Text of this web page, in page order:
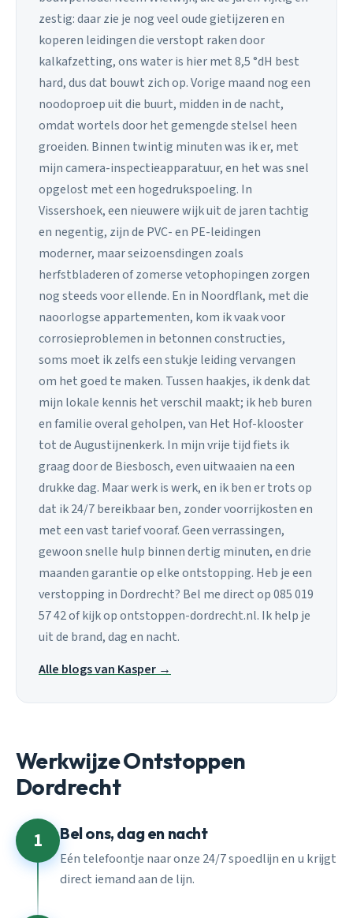
zestig: daar zie je nog veel oude gietijzeren en
koperen leidingen die verstopt raken door
kalkafzetting, ons water is hier met 8,5 °dH best
hard, dus dat bouwt zich op. Vorige maand nog een
noodoproep uit die buurt, midden in de nacht,
omdat wortels door het gemengde stelsel heen
groeiden. Binnen twintig minuten was ik er, met
mijn camera-inspectieapparatuur, en het was snel
opgelost met een hogedrukspoeling. In
Vissershoek, een nieuwere wijk uit de jaren tachtig
en negentig, zijn de PVC- en PE-leidingen
moderner, maar seizoensdingen zoals
herfstbladeren of zomerse vetophopingen zorgen
nog steeds voor ellende. En in Noordflank, met die
naoorlogse appartementen, kom ik vaak voor
corrosieproblemen in betonnen constructies,
soms moet ik zelfs een stukje leiding vervangen
om het goed te maken. Tussen haakjes, ik denk dat
mijn lokale kennis het verschil maakt; ik heb buren
en familie overal geholpen, van Het Hof-klooster
tot de Augustijnenkerk. In mijn vrije tijd fiets ik
graag door de Biesbosch, even uitwaaien na een
drukke dag. Maar werk is werk, en ik ben er trots op
dat ik 24/7 bereikbaar ben, zonder voorrijkosten en
met een vast tarief vooraf. Geen verrassingen,
gewoon snelle hulp binnen dertig minuten, en drie
maanden garantie op elke ontstopping. Heb je een
verstopping in Dordrecht? Bel me direct op 085 019
57 42 of kijk op ontstoppen-dordrecht.nl. Ik help je
uit de brand, dag en nacht.
Alle blogs van Kasper →
Werkwijze Ontstoppen
Dordrecht
1 Bel ons, dag en nacht
Eén telefoontje naar onze 24/7 spoedlijn en u krijgt
direct iemand aan de lijn.